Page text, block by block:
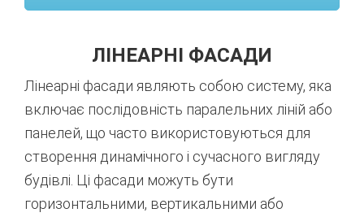
ЛІНЕАРНІ ФАСАДИ
Лінеарні фасади являють собою систему, яка
включає послідовність паралельних ліній або
панелей, що часто використовуються для
створення динамічного і сучасного вигляду
будівлі. Ці фасади можуть бути
горизонтальними, вертикальними або